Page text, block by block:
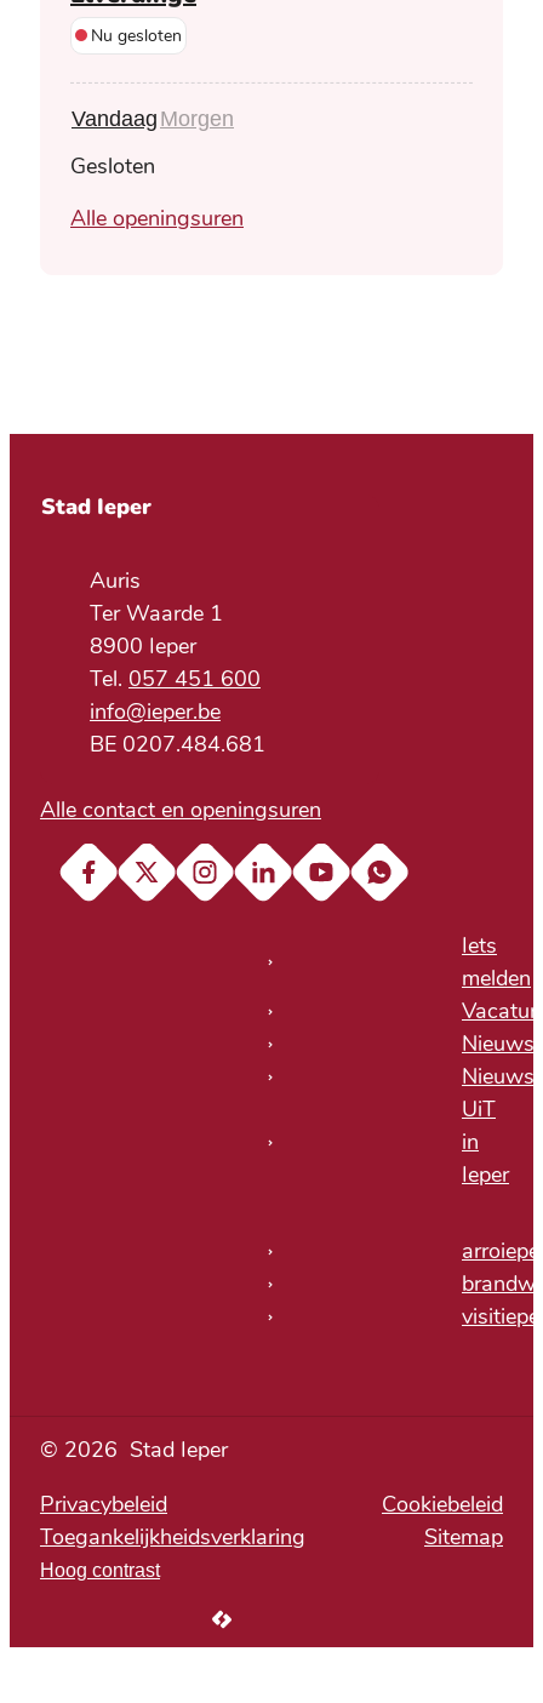
Nu gesloten
Vandaag Morgen
Gesloten
Alle openingsuren
Contact & openingsuren
Stad Ieper
AdresAuris
Ter Waarde 1
,8900 Ieper
057 451 600
E-mailinfo@ieper.be
BTW nr.BE 0207.484.681
Alle contact en openingsuren
Iets
melden
Nieuws
UiT
in
Ieper
FacebookX (Twitter)InstagramLinkedInYouTubeSoundcloud
© 2026 Stad Ieper
Privacybeleid
Cookiebeleid
Toegankelijkheidsverklaring
Sitemap
Hoog contrast